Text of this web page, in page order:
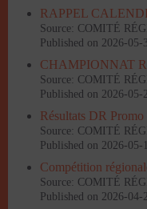
RAPPEL
Source: COMITÉ
Published on 2026-05-
CHAMPIONNAT
Source: COMITÉ
Published on 2026-05-
Résultats DR Promo
Source: COMITÉ
Published on 2026-05-
Compétition
Source: COMITÉ
Published on 2026-04-